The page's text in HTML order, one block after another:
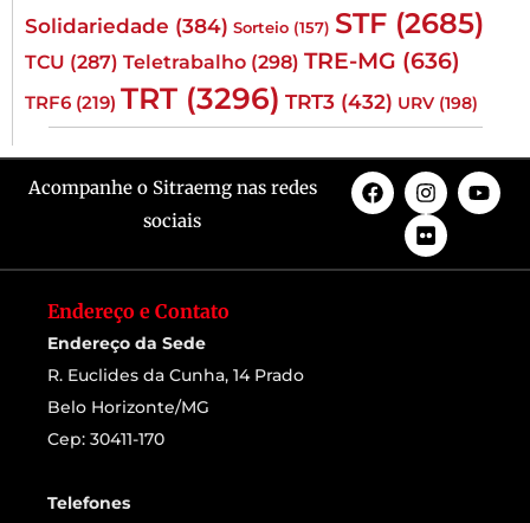
Solidariedade (384) Sorteio (157) STF (2685)
TCU (287) Teletrabalho (298) TRE-MG (636)
TRF6 (219) TRT (3296) TRT3 (432) URV (198)
Acompanhe o Sitraemg nas redes
sociais
Endereço e Contato
Endereço da Sede
R. Euclides da Cunha, 14 Prado
Belo Horizonte/MG
Cep: 30411-170
Telefones